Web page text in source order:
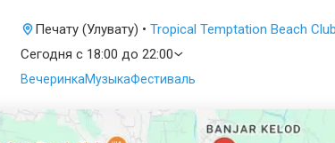
Печату (Улувату) • Tropical Temptation Beach
Сегодня с 18:00 до 22:00
ВечеринкаМузыкаФестиваль